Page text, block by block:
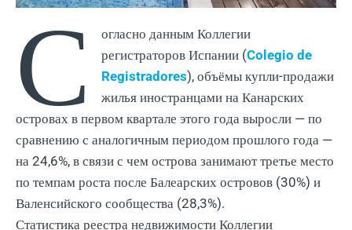
С
огласно данным Коллегии
регистраторов Испании (Colegio de
Registradores), объёмы купли-продажи
жилья иностранцами на Канарских
островах в первом квартале этого года выросли — по
сравнению с аналогичным периодом прошлого года —
на 24,6%, в связи с чем острова занимают третье место
по темпам роста после Балеарских островов (30%) и
Валенсийского сообщества (28,3%).
Статистика реестра недвижимости Коллегии